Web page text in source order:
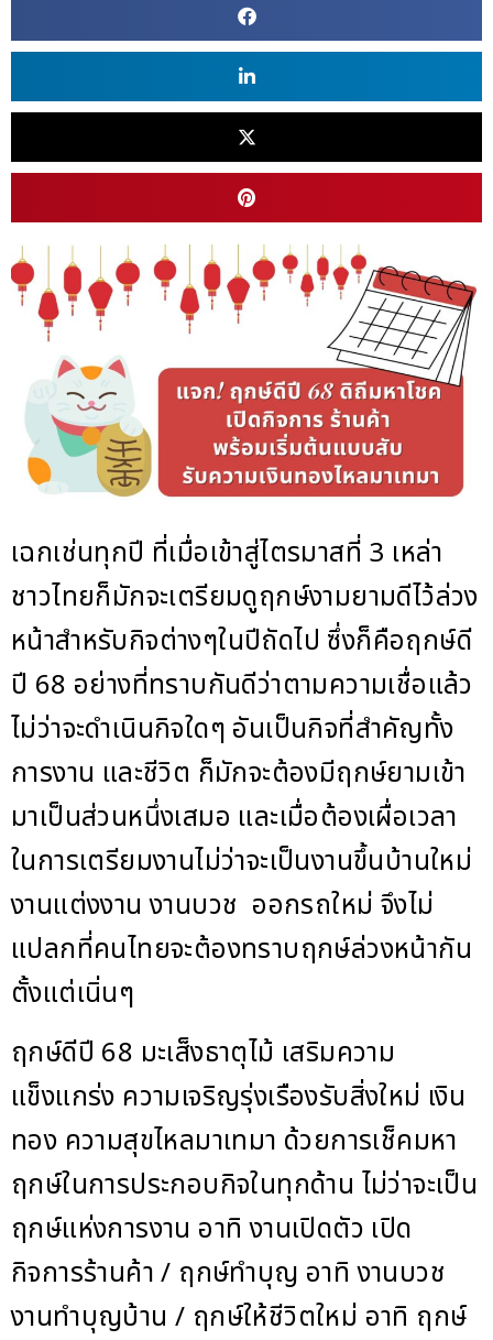
เฉกเช่นทุกปี ที่เมื่อเข้าสู่ไตรมาสที่ 3 เหล่า
ชาวไทยก็มักจะเตรียมดูฤกษ์งามยามดีไว้ล่วง
หน้าสำหรับกิจต่างๆในปีถัดไป ซึ่งก็คือฤกษ์ดี
ปี 68 อย่างที่ทราบกันดีว่าตามความเชื่อแล้ว
ไม่ว่าจะดำเนินกิจใดๆ อันเป็นกิจที่สำคัญทั้ง
การงาน และชีวิต ก็มักจะต้องมีฤกษ์ยามเข้า
มาเป็นส่วนหนึ่งเสมอ และเมื่อต้องเผื่อเวลา
ในการเตรียมงานไม่ว่าจะเป็นงานขึ้นบ้านใหม่
งานแต่งงาน งานบวช ออกรถใหม่ จึงไม่
แปลกที่คนไทยจะต้องทราบฤกษ์ล่วงหน้ากัน
ตั้งแต่เนิ่นๆ
ฤกษ์ดีปี 68 มะเส็งธาตุไม้ เสริมความ
แข็งแกร่ง ความเจริญรุ่งเรืองรับสิ่งใหม่ เงิน
ทอง ความสุขไหลมาเทมา ด้วยการเช็คมหา
ฤกษ์ในการประกอบกิจในทุกด้าน ไม่ว่าจะเป็น
ฤกษ์แห่งการงาน อาทิ งานเปิดตัว เปิด
กิจการร้านค้า / ฤกษ์ทำบุญ อาทิ งานบวช
งานทำบุญบ้าน / ฤกษ์ให้ชีวิตใหม่ อาทิ ฤกษ์